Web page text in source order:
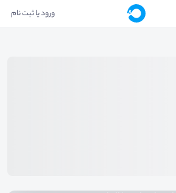
ورود یا ثبت نام